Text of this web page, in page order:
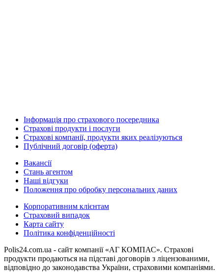
Інформація про страхового посередника
Страхові продукти і послуги
Страхові компанії, продукти яких реалізуються
Публічний договір (оферта)
Вакансії
Стань агентом
Наші відгуки
Положення про обробку персональних даних
Корпоративним клієнтам
Страховий випадок
Карта сайту
Політика конфіденційності
Polis24.com.ua - сайт компанії «АГ КОМПАС». Страхові
продукти продаються на підставі договорів з ліцензованими,
відповідно до законодавства України, страховими компаніями.